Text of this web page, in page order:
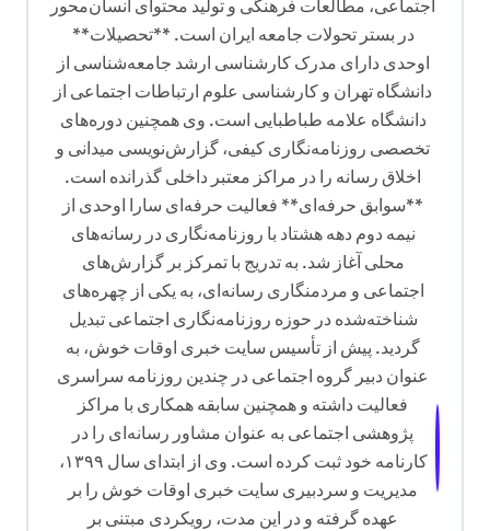
اجتماعی، مطالعات فرهنگی و تولید محتوای انسان‌محور
در بستر تحولات جامعه ایران است. **تحصیلات**
اوحدی دارای مدرک کارشناسی ارشد جامعه‌شناسی از
دانشگاه تهران و کارشناسی علوم ارتباطات اجتماعی از
دانشگاه علامه طباطبایی است. وی همچنین دوره‌های
تخصصی روزنامه‌نگاری کیفی، گزارش‌نویسی میدانی و
اخلاق رسانه را در مراکز معتبر داخلی گذرانده است.
**سوابق حرفه‌ای** فعالیت حرفه‌ای سارا اوحدی از
نیمه دوم دهه هشتاد با روزنامه‌نگاری در رسانه‌های
محلی آغاز شد. به تدریج با تمرکز بر گزارش‌های
اجتماعی و مردمنگاری رسانه‌ای، به یکی از چهره‌های
شناخته‌شده در حوزه روزنامه‌نگاری اجتماعی تبدیل
گردید. پیش از تأسیس سایت خبری اوقات خوش، به
عنوان دبیر گروه اجتماعی در چندین روزنامه سراسری
فعالیت داشته و همچنین سابقه همکاری با مراکز
پژوهشی اجتماعی به عنوان مشاور رسانه‌ای را در
کارنامه خود ثبت کرده است. وی از ابتدای سال ۱۳۹۹،
مدیریت و سردبیری سایت خبری اوقات خوش را بر
عهده گرفته و در این مدت، رویکردی مبتنی بر